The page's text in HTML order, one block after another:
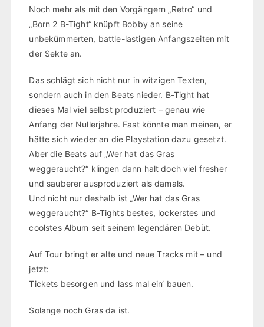
Noch mehr als mit den Vorgängern „Retro“ und
„Born 2 B-Tight“ knüpft Bobby an seine
unbekümmerten, battle-lastigen Anfangszeiten mit
der Sekte an.
Das schlägt sich nicht nur in witzigen Texten,
sondern auch in den Beats nieder. B-Tight hat
dieses Mal viel selbst produziert – genau wie
Anfang der Nullerjahre. Fast könnte man meinen, er
hätte sich wieder an die Playstation dazu gesetzt.
Aber die Beats auf „Wer hat das Gras
weggeraucht?“ klingen dann halt doch viel fresher
und sauberer ausproduziert als damals.
Und nicht nur deshalb ist „Wer hat das Gras
weggeraucht?“ B-Tights bestes, lockerstes und
coolstes Album seit seinem legendären Debüt.
Auf Tour bringt er alte und neue Tracks mit – und
jetzt:
Tickets besorgen und lass mal ein‘ bauen.
Solange noch Gras da ist.